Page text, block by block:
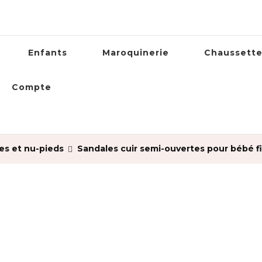
Enfants Maroquinerie
Compte
et nu-pieds Sandales cuir semi-ouvertes pour bébé